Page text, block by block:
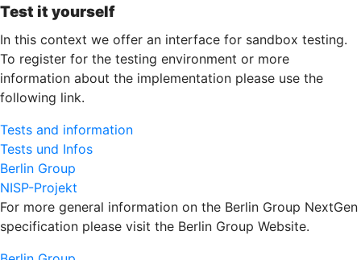
Test it yourself
In this context we offer an interface for sandbox testing.
To register for the testing environment or more
information about the implementation please use the
following link.
Tests and information
Tests und Infos
Berlin Group
NISP-Projekt
For more general information on the Berlin Group NextGen
specification please visit the Berlin Group Website.